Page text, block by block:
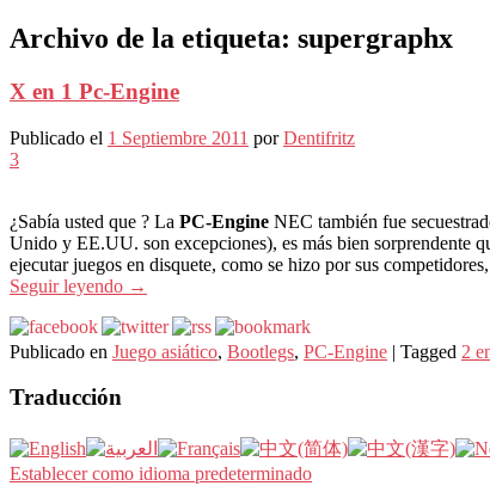
Archivo de la etiqueta: supergraphx
X en 1 Pc-Engine
Publicado el 1 Septiembre 2011 porDentifritz
3
¿Sabía usted que ? La PC-Engine NEC también fue
Unido y EE.UU. son excepciones), es más bien sorprendente
ejecutar juegos en disquete, como se hizo por sus
Seguir leyendo →
Publicado en Juego asiático, Bootlegs, PC-Engine | Tagged 2
Traducción
Establecer como idioma predeterminado